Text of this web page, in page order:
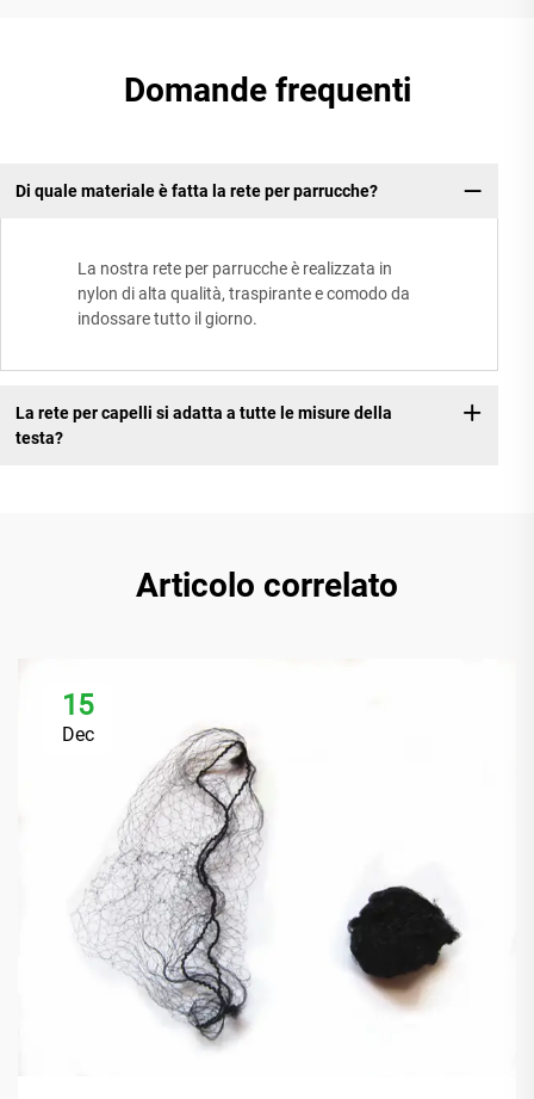
Domande frequenti
Di quale materiale è fatta la rete per parrucche?
La nostra rete per parrucche è realizzata in
nylon di alta qualità, traspirante e comodo da
indossare tutto il giorno.
La rete per capelli si adatta a tutte le misure della
testa?
Articolo correlato
15
Dec